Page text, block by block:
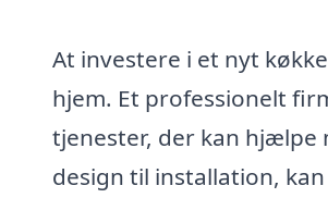
At investere i et nyt
hjem. Et professionelt
tjenester, der kan hjælpe
design til installation,